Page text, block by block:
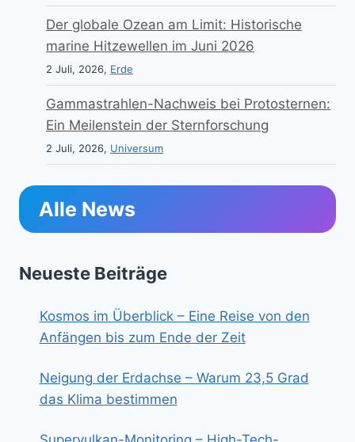
Der globale Ozean am Limit: Historische
marine Hitzewellen im Juni 2026
2 Juli, 2026, Erde
Gammastrahlen-Nachweis bei Protosternen:
Ein Meilenstein der Sternforschung
2 Juli, 2026, Universum
Alle News
Neueste Beiträge
Kosmos im Überblick – Eine Reise von den
Anfängen bis zum Ende der Zeit
Neigung der Erdachse – Warum 23,5 Grad
das Klima bestimmen